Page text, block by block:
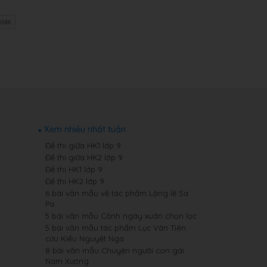
Xem nhiều nhất tuần
Đề thi giữa HK1 lớp 9
Đề thi giữa HK2 lớp 9
Đề thi HK1 lớp 9
Đề thi HK2 lớp 9
6 bài văn mẫu về tác phẩm Lặng lẽ Sa
Pa
5 bài văn mẫu Cảnh ngày xuân chọn lọc
5 bài văn mẫu tác phẩm Lục Vân Tiên
cứu Kiều Nguyệt Nga
8 bài văn mẫu Chuyện người con gái
Nam Xương